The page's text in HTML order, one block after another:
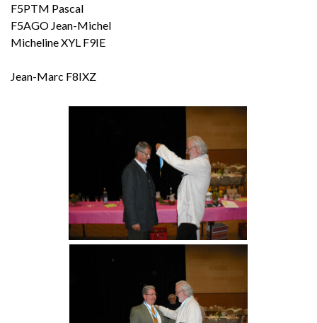
F5PTM Pascal
F5AGO Jean-Michel
Micheline XYL F9IE
Jean-Marc F8IXZ